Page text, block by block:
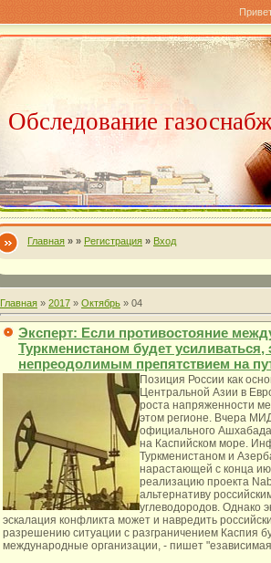
Обследование
Главная » » Регистрация » Вход
Главная » 2017 » Октябрь » 04
Эксперт: Если противостояние
Туркменистаном будет усиливаться,
непреодолимым препятствием на
Позиция России как
Центральной Азии в
роста напряженности
этом регионе. Вчера
официального
на Каспийском море.
Туркменистаном и
нарастающей с конца
реализацию проекта
альтернативу
углеводородов. Однако
эскалация конфликта может и навредить
разрешению ситуации с разграничением Каспия
международные организации, - пишет "езависимая